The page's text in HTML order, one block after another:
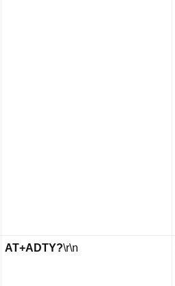
AT+ADTY?\r\n